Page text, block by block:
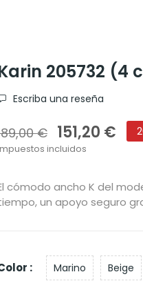
205732 (4
Escriba una reseña
€ 151,20 €
incluidos
cómodo ancho K del
un apoyo seguro
: Marino Beige